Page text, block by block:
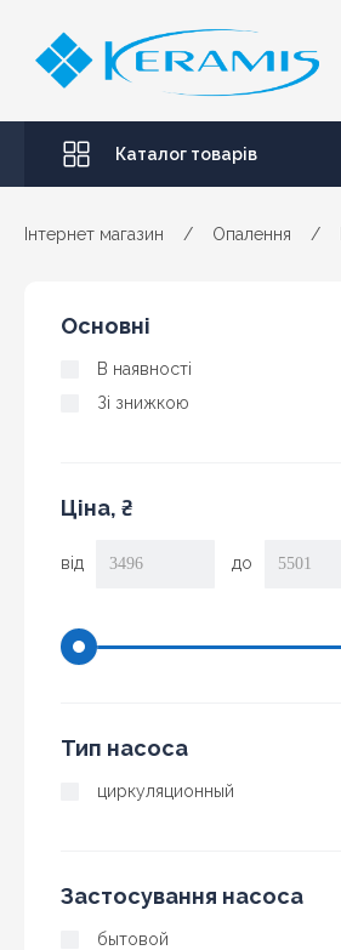
Каталог товарів
Інтернет магазин / Опалення /
Основні
В наявності
Зі знижкою
Ціна, ₴
від до
Тип насоса
циркуляционный
Застосування насоса
бытовой